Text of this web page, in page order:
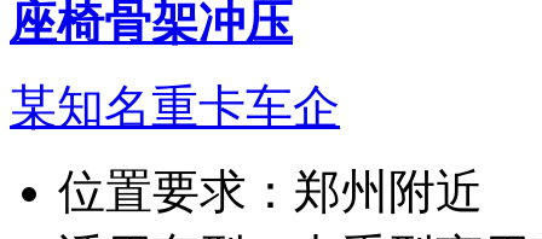
座椅骨架冲压
某知名重卡车企
位置要求： 郑州附近